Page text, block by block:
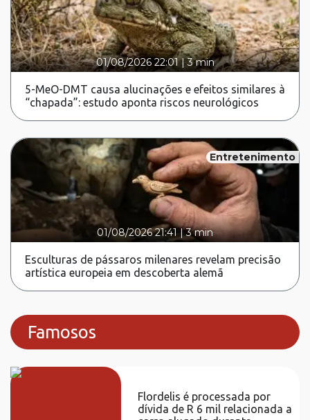
01/08/2026 22:01|3 min
5-MeO-DMT causa alucinações e efeitos similares à
“chapada”: estudo aponta riscos neurológicos
Entretenimento
01/08/2026 21:41 |3 min
Esculturas de pássaros milenares revelam precisão
artística europeia em descoberta alemã
Famosos
Flordelis é processada por
dívida de R 6 mil relacionada a